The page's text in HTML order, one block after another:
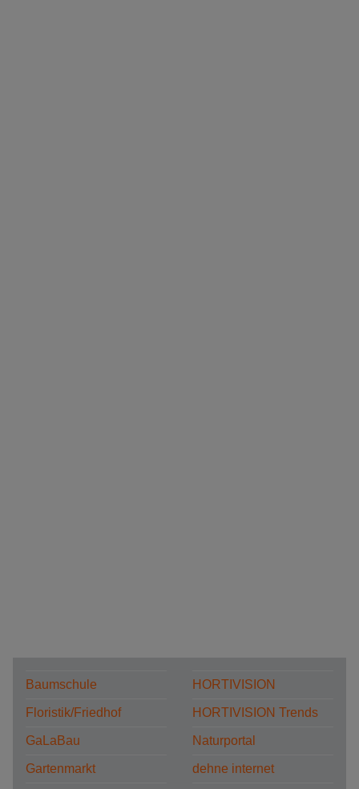
Baumschule
Floristik/Friedhof
GaLaBau
Gartenmarkt
HORTIVISION
HORTIVISION Trends
Naturportal
dehne internet